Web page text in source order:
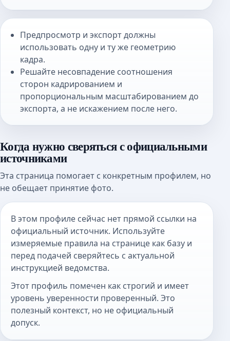
Предпросмотр и экспорт должны
использовать одну и ту же геометрию
кадра.
Решайте несовпадение соотношения
сторон кадрированием и
пропорциональным масштабированием до
экспорта, а не искажением после него.
Когда нужно сверяться с официальными
источниками
Эта страница помогает с конкретным профилем, но
не обещает принятие фото.
В этом профиле сейчас нет прямой ссылки на
официальный источник. Используйте
измеряемые правила на странице как базу и
перед подачей сверяйтесь с актуальной
инструкцией ведомства.
Этот профиль помечен как строгий и имеет
уровень уверенности проверенный. Это
полезный контекст, но не официальный
допуск.